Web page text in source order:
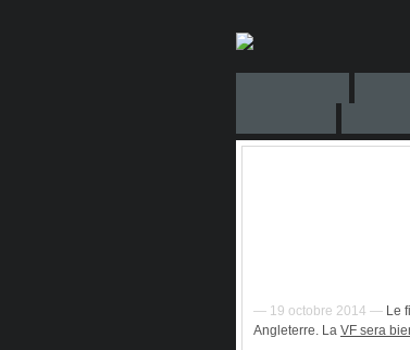
— 19 octobre 2014 — Le
Angleterre. La VF sera